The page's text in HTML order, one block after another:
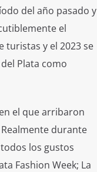
del año pasado y
el
turistas y el 2023 se
Plata como
el que arribaron
durante
los gustos
Fashion Week; La